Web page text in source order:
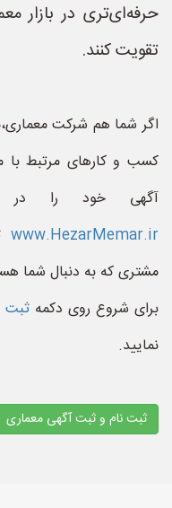
حرفه‌ای‌تری در بازار
تقویت کنند.
اگر شما هم شرکت
کسب و کارهای مرتبط با
آگهی خود را
www.HezarMemar.ir
مشتری که به دنبال شما
برای شروع روی دکمه ثبت
نمایید.
ثبت نام و ثبت آگهی معماری